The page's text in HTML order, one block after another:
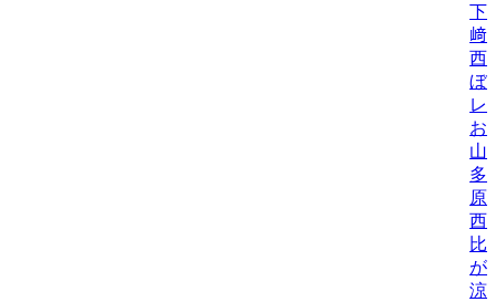
下
﨑
西
ぼ/
レ
お
山
多
原
西
比
が
涼/